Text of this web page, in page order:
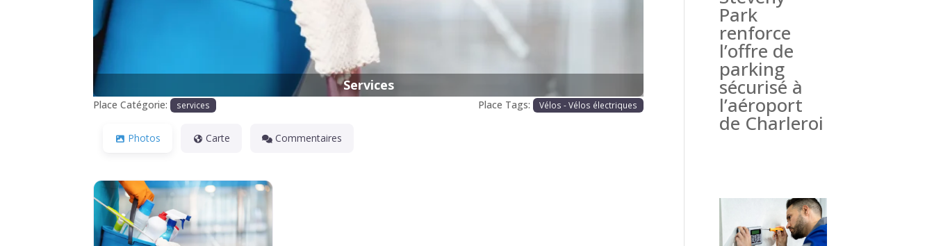
Services
Place Catégorie: services Place Tags: Vélos - Vélos électriques
Photos Carte Commentaires
Park
renforce
l’offre de
parking
sécurisé à
l’aéroport
de Charleroi